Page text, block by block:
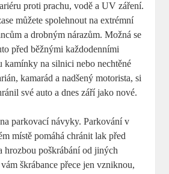
proti prachu, vodě a UV záření.
můžete spolehnout na extrémní
a drobným nárazům. Možná se
před běžnými každodenními
kamínky na silnici nebo nechtěné
kamarád a nadšený motorista, si
své auto a dnes září jako nové.
parkovací návyky. Parkování v
místě pomáhá chránit lak před
hrozbou poškrábání od jiných
škrábance přece jen vzniknou,